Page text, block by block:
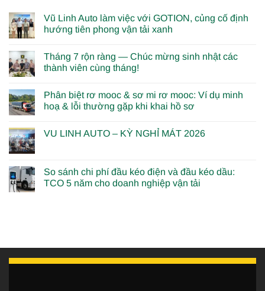
Vũ Linh Auto làm việc với GOTION, củng cố định
hướng tiên phong vận tải xanh
Tháng 7 rộn ràng — Chúc mừng sinh nhật các
thành viên cùng tháng!
Phân biệt rơ mooc & sơ mi rơ mooc: Ví dụ minh
hoạ & lỗi thường gặp khi khai hồ sơ
VU LINH AUTO – KỲ NGHỈ MÁT 2026
So sánh chi phí đầu kéo điện và đầu kéo dầu:
TCO 5 năm cho doanh nghiệp vận tải